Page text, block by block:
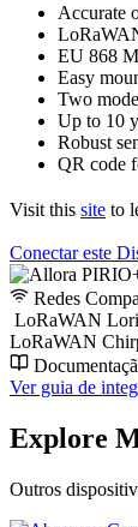
Accurate
EU 868
Easy
Two
Up to 10
Robust
QR code
Visit this site to
Conectar este
Redes
LoRaWAN
LoRaWAN
Ver guia de
Explore
Outros